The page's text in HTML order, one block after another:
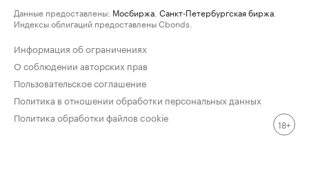
Данные предоставлены: Мосбиржа Санкт-Петербургская биржа
Индексы облигаций предоставлены Cbonds.
Информация об ограничениях
О соблюдении авторских прав
Пользовательское соглашение
Политика в отношении обработки персональных данных
Политика обработки файлов cookie
18+